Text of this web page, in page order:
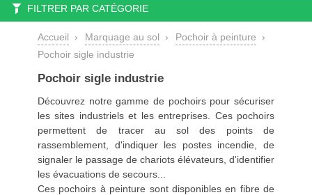
FILTRER PAR CATÉGORIE
Accueil › Marquage au sol › Pochoir à peinture
›
Pochoir sigle industrie
Pochoir sigle industrie
Découvrez notre gamme de pochoirs pour sécuriser
les sites industriels et les entreprises. Ces pochoirs
permettent de tracer au sol des points de
rassemblement, d'indiquer les postes incendie, de
signaler le passage de chariots élévateurs, d'identifier
les évacuations de secours...
Ces pochoirs à peinture sont disponibles en fibre de